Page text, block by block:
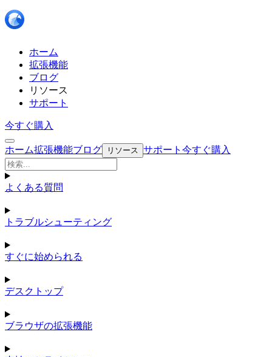
ホーム
拡張機能
ブログ
リソース
サポート
今すぐ購入
ホーム拡張機能ブログ リソース サポート 今すぐ購入
よくある質問
トラブルシューティング
すぐに始められる
デスクトップ
ブラウザの拡張機能